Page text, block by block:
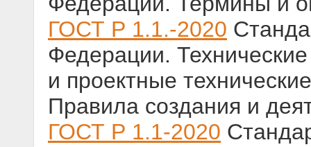
ГОСТ Р 1.1.-2020
Федерации.
и проектные
Правила создания и
ГОСТ Р 1.1-2020